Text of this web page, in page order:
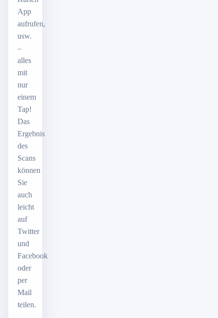
App
aufrufen,
usw.
–
alles
mit
nur
einem
Tap!
Das
Ergebnis
des
Scans
können
Sie
auch
leicht
auf
Twitter
und
Facebook
oder
per
Mail
teilen.